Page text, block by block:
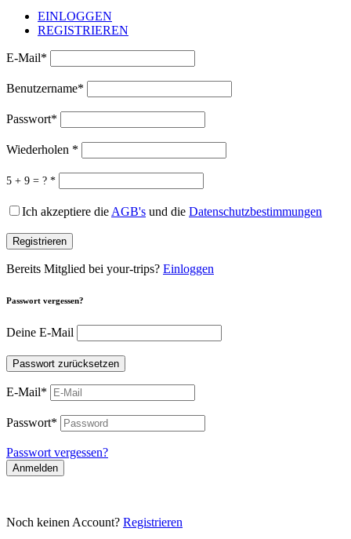
EINLOGGEN
REGISTRIEREN
E-Mail*
Benutzername*
Passwort*
Wiederholen *
5 + 9 = ? *
Ich akzeptiere die AGB's und die Datenschutzbestimmungen
Registrieren
Bereits Mitglied bei your-trips? Einloggen
Passwort vergessen?
Deine E-Mail
Passwort zurücksetzen
E-Mail*
Passwort*
Passwort vergessen?
Anmelden
Noch keinen Account? Registrieren